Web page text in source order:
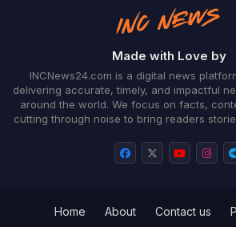
Made with Love by
INCNews24.com is a digital news
delivering accurate, timely, and impactful
around the world. We focus on facts,
cutting through noise to bring readers
Home About Contact us